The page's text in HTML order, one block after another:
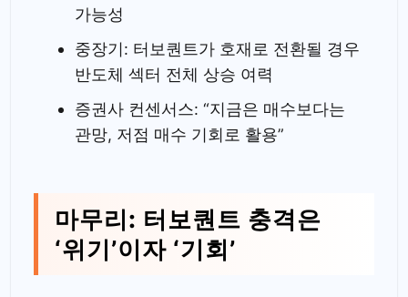
가능성
중장기: 터보퀀트가 호재로 전환될 경우
반도체 섹터 전체 상승 여력
증권사 컨센서스: “지금은 매수보다는
관망, 저점 매수 기회로 활용”
마무리: 터보퀀트 충격은
‘위기’이자 ‘기회’